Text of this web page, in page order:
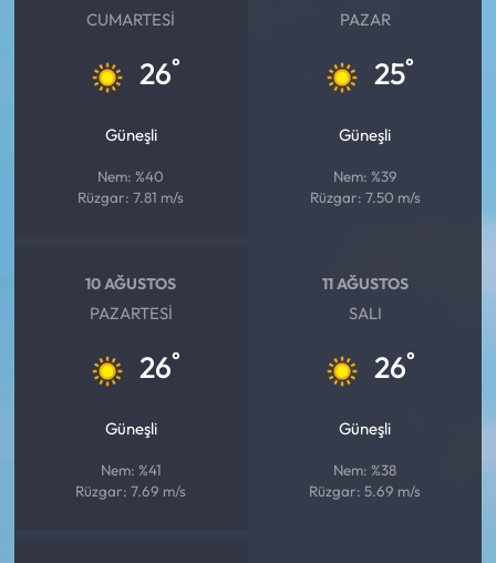
CUMARTESI
26°
Güneşli
Nem: %40
Rüzgar: 7.81 m/s
PAZAR
25°
Güneşli
Nem: %39
Rüzgar: 7.50 m/s
10 AĞUSTOS
PAZARTESI
26°
Güneşli
Nem: %41
Rüzgar: 7.69 m/s
11 AĞUSTOS
SALI
26°
Güneşli
Nem: %38
Rüzgar: 5.69 m/s